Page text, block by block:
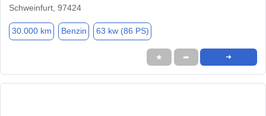
Schweinfurt, 97424
30.000 km Benzin 63 kw (86 PS)
★ ➦ ➜